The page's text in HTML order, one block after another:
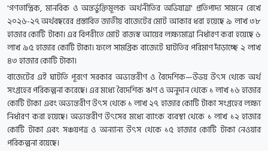
'গণতান্ত্রিক, মানবিক ও অন্তর্ভুক্তিমূলক অর্থনীতির অভিযাত্রা' প্রতিপাদ্য সামনে রেখে
২০২৬-২৭ অর্থবছরের প্রস্তাবিত জাতীয় বাজেটের মোট আকার ধরা হয়েছে ৯ লাখ ৩৮
হাজার কোটি টাকা। এর বিপরীতে মোট রাজস্ব আয়ের লক্ষ্যমাত্রা নির্ধারণ করা হয়েছে ৬
লাখ ৯৫ হাজার কোটি টাকা। ফলে সামগ্রিক বাজেটে ঘাটতির পরিমাণ দাঁড়াচ্ছে ২ লাখ
৪৩ হাজার কোটি টাকা।
বাজেটের এই ঘাটতি পূরণে সরকার অভ্যন্তরীণ ও বৈদেশিক—উভয় উৎস থেকে অর্থ
সংগ্রহের পরিকল্পনা করেছে। এর মধ্যে বৈদেশিক ঋণ ও অনুদান থেকে ১ লাখ ১৬ হাজার
কোটি টাকা এবং অভ্যন্তরীণ উৎস থেকে ১ লাখ ২৭ হাজার কোটি টাকা সংগ্রহের লক্ষ্য
নির্ধারণ করা হয়েছে। অভ্যন্তরীণ উৎসের মধ্যে ব্যাংক ব্যবস্থা থেকে ১ লাখ ১২ হাজার
কোটি টাকা এবং সঞ্চয়পত্র ও অন্যান্য উৎস থেকে ১৫ হাজার কোটি টাকা নেওয়ার
পরিকল্পনা রয়েছে।